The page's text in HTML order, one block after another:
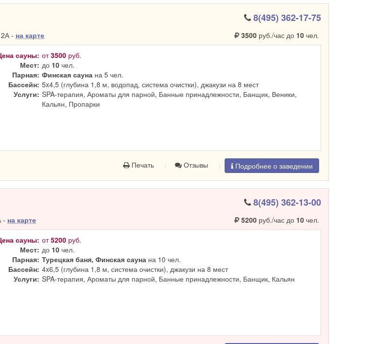
8(495) 362-17-75
- на карте 3500руб./час до 10чел.
сауны: от3500 руб.
Мест: до 10 чел.
Парная: Финская сауна на 5 чел.
Бассейн: 5x4,5 (глубина 1,8 м, водопад, система очистки), джакузи на 8 мест
Услуги: SPA-терапия, Ароматы для парной, Банные принадлежности, Банщик, Веники,
Кальян, Пропарки
Печать Отзывы Подробнее о заведении
8(495) 362-13-00
- на карте 5200руб./час до 10чел.
сауны: от5200 руб.
Мест: до 10 чел.
Парная: Турецкая баня, Финская сауна на 10 чел.
Бассейн: 4x6,5 (глубина 1,8 м, система очистки), джакузи на 8 мест
Услуги: SPA-терапия, Ароматы для парной, Банные принадлежности, Банщик, Кальян